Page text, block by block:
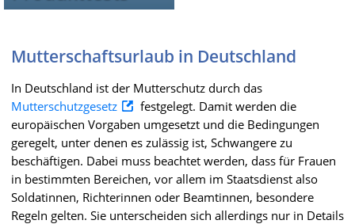
Mutterschaftsurlaub in Deutschland
In Deutschland ist der Mutterschutz durch das
Mutterschutzgesetz
festgelegt. Damit werden die
europäischen Vorgaben umgesetzt und die Bedingungen
geregelt, unter denen es zulässig ist, Schwangere zu
beschäftigen. Dabei muss beachtet werden, dass für Frauen
in bestimmten Bereichen, vor allem im Staatsdienst also
Soldatinnen, Richterinnen oder Beamtinnen, besondere
Regeln gelten. Sie unterscheiden sich allerdings nur in Details